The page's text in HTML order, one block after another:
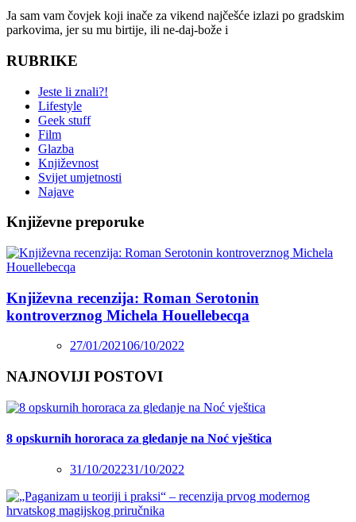
Ja sam vam čovjek koji inače za vikend najčešće izlazi po gradskim
parkovima, jer su mu birtije, ili ne-daj-bože i
RUBRIKE
Jeste li znali?!
Lifestyle
Geek stuff
Film
Glazba
Književnost
Svijet umjetnosti
Najave
Književne preporuke
Književna recenzija: Roman Serotonin
kontroverznog Michela Houellebecqa
27/01/202106/10/2022
NAJNOVIJI POSTOVI
8 opskurnih hororaca za gledanje na Noć vještica
31/10/202231/10/2022